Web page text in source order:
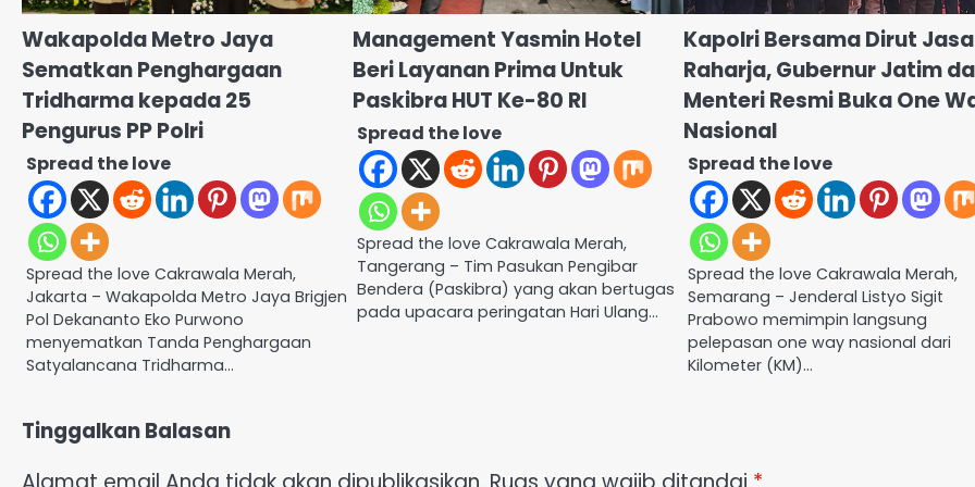
Wakapolda Metro Jaya
Sematkan Penghargaan
Tridharma kepada 25
Pengurus PP Polri
Spread the love
Spread the love Cakrawala Merah,
Jakarta – Wakapolda Metro Jaya Brigjen
Pol Dekananto Eko Purwono
menyematkan Tanda Penghargaan
Satyalancana Tridharma…
Management Yasmin Hotel
Beri Layanan Prima Untuk
Paskibra HUT Ke-80 RI
Spread the love
Spread the love Cakrawala Merah,
Tangerang – Tim Pasukan Pengibar
Bendera (Paskibra) yang akan bertugas
pada upacara peringatan Hari Ulang…
Kapolri Bersama Dirut Jasa
Raharja, Gubernur Jatim
Menteri Resmi Buka One
Nasional
Spread the love
Spread the love Cakrawala Merah,
Semarang – Jenderal Listyo Sigit
Prabowo memimpin langsung
pelepasan one way nasional dari
Kilometer (KM)…
Tinggalkan Balasan